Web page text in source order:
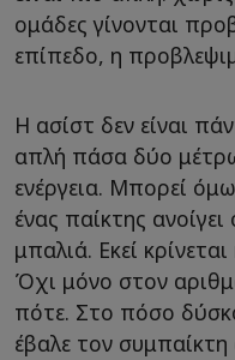
ομάδες γίνονται
επίπεδο, η
Η ασίστ δεν είναι
απλή πάσα δύο
ενέργεια. Μπορεί
ένας παίκτης
μπαλιά. Εκεί
Όχι μόνο στον
πότε. Στο πόσο
έβαλε τον